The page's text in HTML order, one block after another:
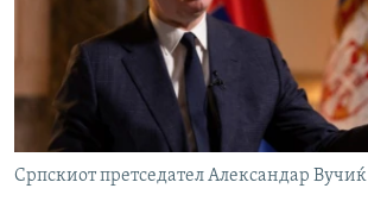
Српскиот претседател Александар Вучиќ